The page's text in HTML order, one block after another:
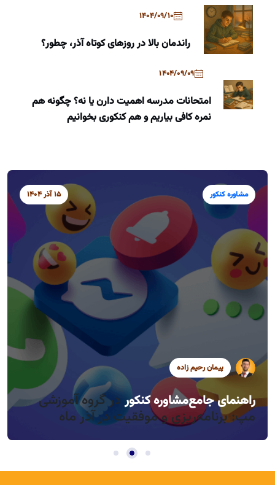
1404/09/10
راندمان بالا در روزهای کوتاه آذر، چطور؟
1404/09/09
امتحانات مدرسه اهمیت دارن یا نه؟ چگونه هم
نمره کافی بیاریم و هم کنکوری بخوانیم
سید محمد موسوی
مدیریت خواب و بی‌حوصلگی در این فصل
مشاوره کنکور 15 آذر 1404
پیمان رحیم زاده
راهنمای جامعمشاوره کنکوردر گروه آموزشی
مپ: برنامه‌ریزی و موفقیت در آذر ماه
سید محمد موسوی
راندمان بالا در روزهای کوتاه آذر، چطور؟